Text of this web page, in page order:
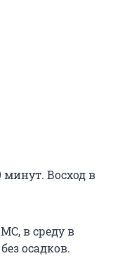
минут. Восход в
в среду в
осадков.